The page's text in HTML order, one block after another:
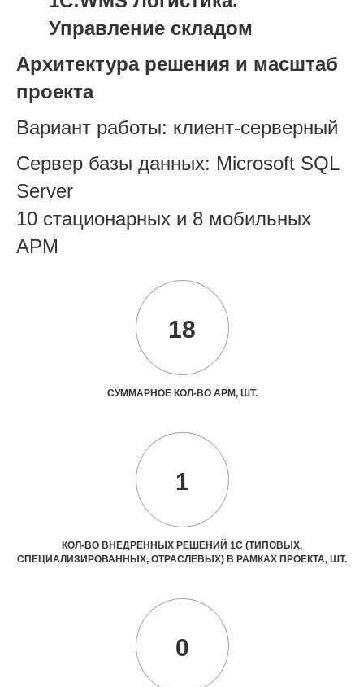
Управление складом
Архитектура решения и масштаб
проекта
Вариант работы: клиент-серверный
Сервер базы данных: Microsoft SQL
Server
10 стационарных и 8 мобильных
АРМ
18
СУММАРНОЕ КОЛ-ВО АРМ, ШТ.
1
КОЛ-ВО ВНЕДРЕННЫХ РЕШЕНИЙ 1С (ТИПОВЫХ,
СПЕЦИАЛИЗИРОВАННЫХ, ОТРАСЛЕВЫХ) В РАМКАХ ПРОЕКТА, ШТ.
0